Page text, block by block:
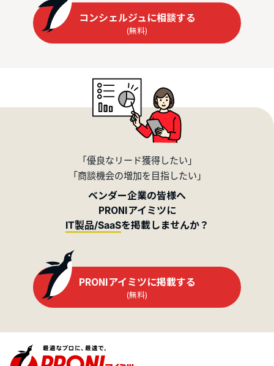
コンシェルジュに相談する
(無料)
「優良なリード獲得したい」
「商談機会の増加を目指したい」
ベンダー企業の皆様へ
PRONIアイミツに
IT製品/SaaSを掲載しませんか？
PRONIアイミツに掲載する
(無料)